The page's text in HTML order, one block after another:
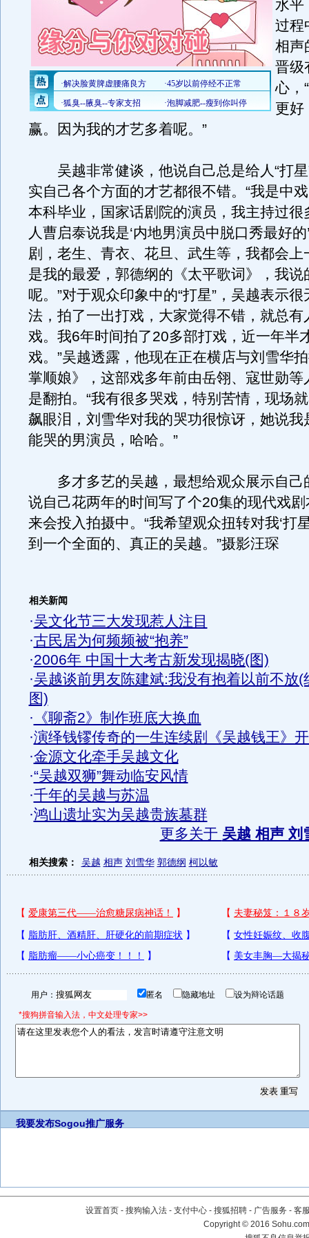
水平
过程
相声
晋级
心，
更好
赢。因为我的才艺多着呢。”
吴越非常健谈，他说自己总是给人“打星
实自己各个方面的才艺都很不错。“我是中
本科毕业，国家话剧院的演员，我主持过很
人曹启泰说我是‘内地男演员中脱口秀最好
剧，老生、青衣、花旦、武生等，我都会上
是我的最爱，郭德纲的《太平歌词》，我说
呢。”对于观众印象中的“打星”，吴越表示很
法，拍了一出打戏，大家觉得不错，就总有
戏。我6年时间拍了20多部打戏，近一年半
戏。”吴越透露，他现在正在横店与刘雪华
掌顺娘》，这部戏多年前由岳翎、寇世勋等
是翻拍。“我有很多哭戏，特别苦情，现场
飙眼泪，刘雪华对我的哭功很惊讶，她说我
能哭的男演员，哈哈。”
多才多艺的吴越，最想给观众展示自己
说自己花两年的时间写了个20集的现代戏
来会投入拍摄中。“我希望观众扭转对我‘打
到一个全面的、真正的吴越。”摄影汪琛
相关新闻
·吴文化节三大发现惹人注目
·古民居为何频频被“抱养”
·2006年 中国十大考古新发现揭晓(图)
·吴越谈前男友陈建斌:我没有抱着以前不放(
图)
· 《聊斋2》制作班底大换血
·演绎钱镠传奇的一生连续剧《吴越钱王》
·金源文化牵手吴越文化
·“吴越双狮”舞动临安风情
·千年的吴越与苏温
·鸿山遗址实为吴越贵族墓群
更多关于 吴越 相声 刘
相关搜索： 吴越 相声 刘雪华 郭德纲 柯以敏
用户： 匿名 隐藏地址 设为辩论话题
*搜狗拼音输入法，中文处理专家>>
我要发布Sogou推广服务
设置首页 - 搜狗输入法 - 支付中心 - 搜狐招聘 - 广告服务 - 客
Copyright©2016